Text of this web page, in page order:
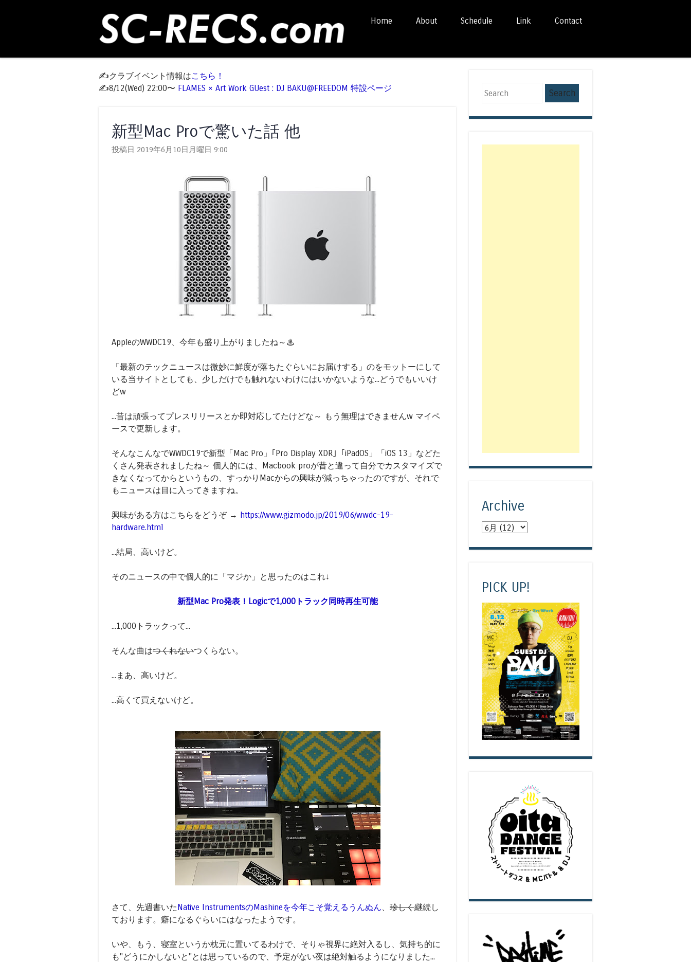
Skip to content
Home About Schedule Link Contact
✍️クラブイベント情報はこちら！
✍️8/12(Wed) 22:00〜 FLAMES × Art Work GUest : DJ BAKU@FREEDOM 特設ページ
新型Mac Proで驚いた話 他
投稿日 2019年6月10日月曜日 9:00
AppleのWWDC19、今年も盛り上がりましたね～♨
「最新のテックニュースは微妙に鮮度が落ちたぐらいにお届けする」のをモットーにして
いる当サイトとしても、少しだけでも触れないわけにはいかないような...どうでもいいけ
どw
...昔は頑張ってプレスリリースとか即対応してたけどな～ もう無理はできませんw マイペ
ースで更新します。
そんなこんなでWWDC19で新型「Mac Pro」｢Pro Display XDR｣「iPadOS」「iOS 13」などた
くさん発表されましたね～ 個人的には、Macbook proが昔と違って自分でカスタマイズで
きなくなってからというもの、すっかりMacからの興味が減っちゃったのですが、それで
もニュースは目に入ってきますね。
興味がある方はこちらをどうぞ → https://www.gizmodo.jp/2019/06/wwdc-19-
hardware.html
...結局、高いけど。
そのニュースの中で個人的に「マジか」と思ったのはこれ↓
新型Mac Pro発表！Logicで1,000トラック同時再生可能
...1,000トラックって...
そんな曲はつくれないつくらない。
...まあ、高いけど。
...高くて買えないけど。
さて、先週書いたNative InstrumentsのMashineを今年こそ覚えるうんぬん 珍しく継続し
ております。癖になるぐらいにはなったようです。
いや、もう、寝室というか枕元に置いてるわけで、そりゃ視界に絶対入るし、気持ち的に
も"どうにかしないと"とは思っているので、予定がない夜は絶対触るようになりました...
Search
Archive
PICK UP!